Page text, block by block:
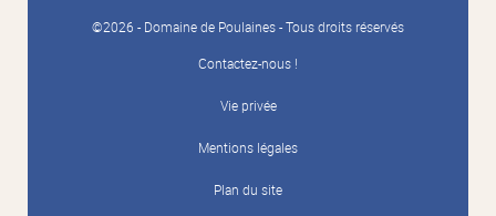
©2026 - Domaine de Poulaines - Tous droits réservés
Contactez-nous !
Vie privée
Mentions légales
Plan du site